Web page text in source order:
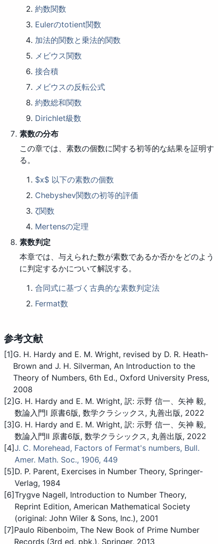
約数関数
Eulerのtotient関数
加法的関数と乗法的関数
メビウス関数
接合積
メビウスの反転公式
約数総和関数
Dirichlet級数
素数の分布
この章では、素数の個数に関する初等的な結果を証明す
る。
$x$ 以下の素数の個数
Chebyshev関数の初等的評価
ζ関数
Mertensの定理
素数判定
本章では、与えられた数が素数であるか否かをどのよう
に判定するかについて解説する。
合同式に基づく古典的な素数判定法
Fermat数
参考文献
[1] G. H. Hardy and E. M. Wright, revised by D. R. Heath-
Brown and J. H. Silverman, An Introduction to the
Theory of Numbers, 6th Ed., Oxford University Press,
2008
[2] G. H. Hardy and E. M. Wright, 訳: 示野 信一、矢神 毅,
数論入門I 原書6版, 数学クラシックス, 丸善出版, 2022
[3] G. H. Hardy and E. M. Wright, 訳: 示野 信一、矢神 毅,
数論入門II 原書6版, 数学クラシックス, 丸善出版, 2022
[4]J. C. Morehead, Factors of Fermat's numbers, Bull.
Amer. Math. Soc., 1906, 449
[5] D. P. Parent, Exercises in Number Theory, Springer-
Verlag, 1984
[6]Trygve Nagell, Introduction to Number Theory,
Reprint Edition, American Mathematical Society
(original: John Wiler & Sons, Inc.), 2001
[7] Paulo Ribenboim, The New Book of Prime Number
Records (3rd ed. pbk.), Springer, 2013